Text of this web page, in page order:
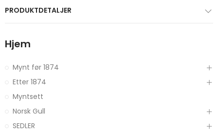
PRODUKTDETALJER
Hjem
Mynt før 1874
Etter 1874
Myntsett
Norsk Gull
SEDLER